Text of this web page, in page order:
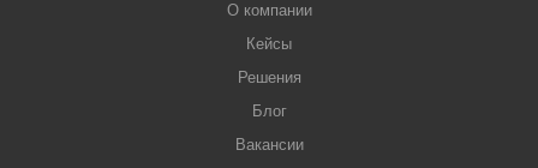
О компании
Кейсы
Решения
Блог
Вакансии